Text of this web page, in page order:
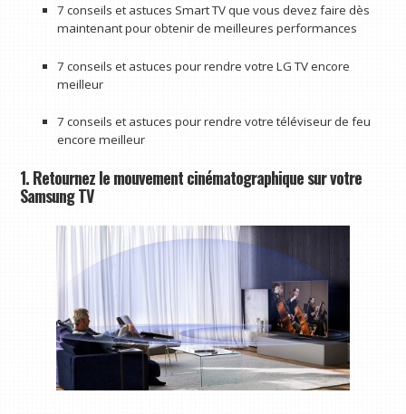
7 conseils et astuces Smart TV que vous devez faire dès
maintenant pour obtenir de meilleures performances
7 conseils et astuces pour rendre votre LG TV encore
meilleur
7 conseils et astuces pour rendre votre téléviseur de feu
encore meilleur
1. Retournez le mouvement cinématographique sur votre
Samsung TV